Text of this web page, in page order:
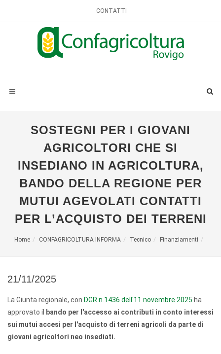
CONTATTI
SOSTEGNI PER I GIOVANI
AGRICOLTORI CHE SI
INSEDIANO IN AGRICOLTURA,
BANDO DELLA REGIONE PER
MUTUI AGEVOLATI CONTATTI
PER L’ACQUISTO DEI TERRENI
Home CONFAGRICOLTURA INFORMA Tecnico Finanziamenti
21/11/2025
La Giunta regionale, con DGR n.1436 dell'11 novembre 2025 ha
approvato il
bando per l'accesso ai contributi in conto interessi
sui mutui accesi per l'acquisto di terreni agricoli da parte di
giovani agricoltori neo insediati.